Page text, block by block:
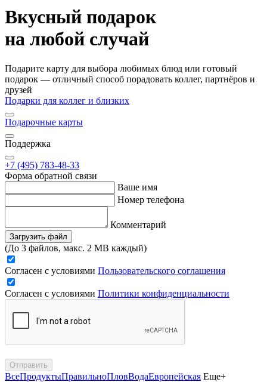
Вкусный подарок
на любой случай
Подарите карту для выбора любимых блюд или готовый
подарок — отличный способ порадовать коллег, партнёров и
друзей
Подарки для коллег и близких
Подарочные карты
Поддержка
+7 (495) 783-48-33
Форма обратной связи
Ваше имя
Номер телефона
Комментарий
Загрузить файл
(До 3 файлов, макс. 2 MB каждый)
Согласен с условиями Пользовательского соглашения
Согласен с условиями Политики конфиденциальности
Отправить
ВсеПродуктыПравильноПловВодаЕвропейская Еще+